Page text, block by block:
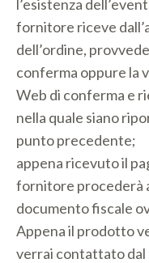
l’esistenza
fornitore riceve
dell’ordine,
conferma oppure la
Web di conferma e
nella quale siano
punto precedente;
appena ricevuto il
fornitore procederà
documento fiscale
Appena il prodotto
verrai contattato dal